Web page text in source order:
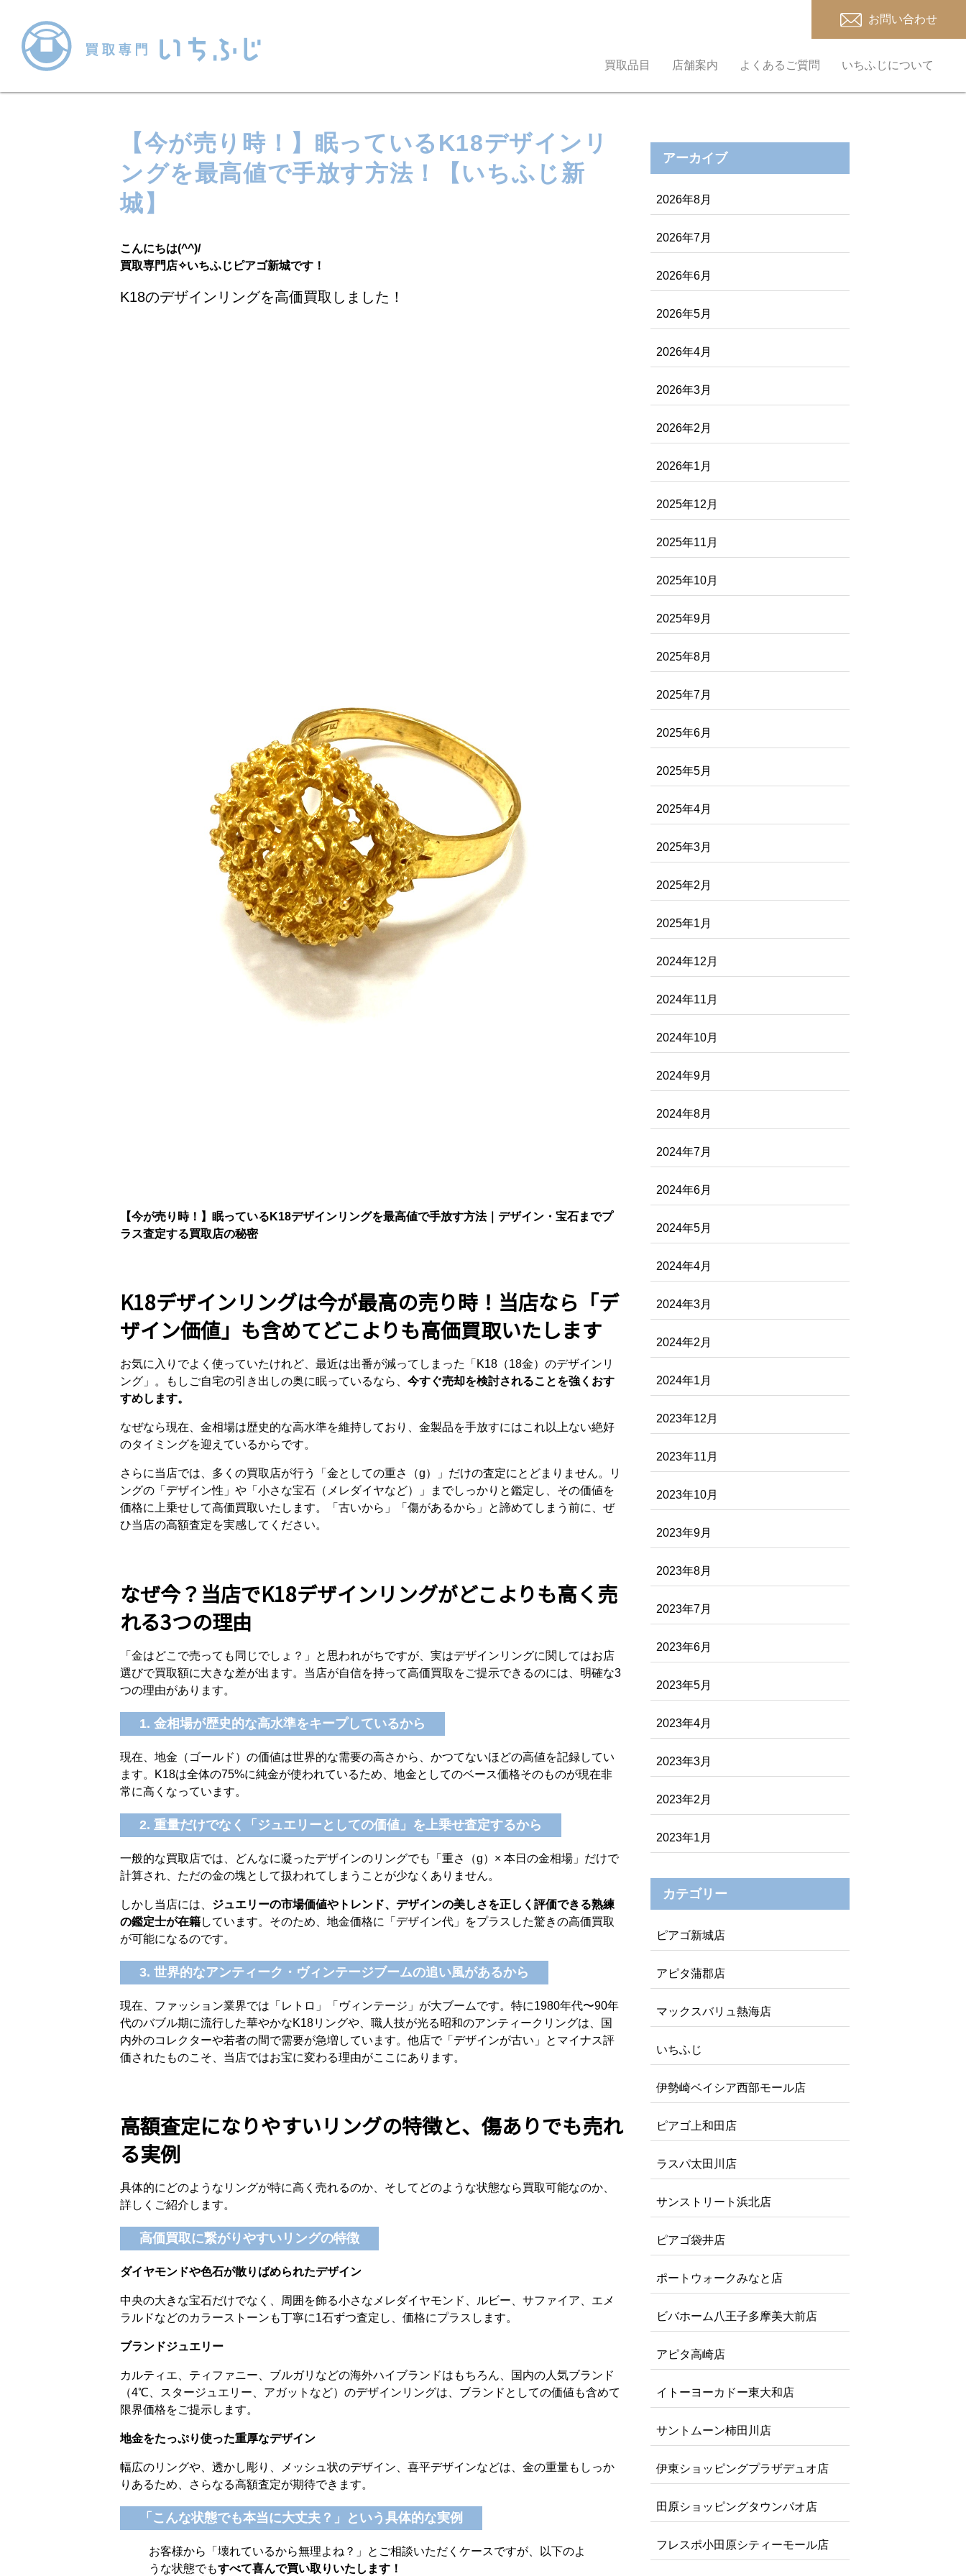
お問い合わせ
買取品目 店舗案内 よくあるご質問 いちふじについて
【今が売り時！】眠っているK18デザインリ
ングを最高値で手放す方法！【いちふじ新
城】
こんにちは(^^)/
買取専門店✧いちふじピアゴ新城です！
K18のデザインリングを高価買取しました！
【今が売り時！】眠っているK18デザインリングを最高値で手放す方法｜デザイン・宝石までプ
ラス査定する買取店の秘密
K18デザインリングは今が最高の売り時！当店なら「デ
ザイン価値」も含めてどこよりも高価買取いたします
お気に入りでよく使っていたけれど、最近は出番が減ってしまった「K18（18金）のデザインリ
ング」。もしご自宅の引き出しの奥に眠っているなら、 今すぐ売却を検討されることを強くおす
すめします。
なぜなら現在、金相場は歴史的な高水準を維持しており、金製品を手放すにはこれ以上ない絶好
のタイミングを迎えているからです。
さらに当店では、多くの買取店が行う「金としての重さ（g）」だけの査定にとどまりません。リ
ングの「デザイン性」や「小さな宝石（メレダイヤなど）」までしっかりと鑑定し、その価値を
価格に上乗せして高価買取いたします。「古いから」「傷があるから」と諦めてしまう前に、ぜ
ひ当店の高額査定を実感してください。
なぜ今？当店でK18デザインリングがどこよりも高く売
れる3つの理由
「金はどこで売っても同じでしょ？」と思われがちですが、実はデザインリングに関してはお店
選びで買取額に大きな差が出ます。当店が自信を持って高価買取をご提示できるのには、明確な3
つの理由があります。
1. 金相場が歴史的な高水準をキープしているから
現在、地金（ゴールド）の価値は世界的な需要の高さから、かつてないほどの高値を記録してい
ます。K18は全体の75%に純金が使われているため、地金としてのベース価格そのものが現在非
常に高くなっています。
2. 重量だけでなく「ジュエリーとしての価値」を上乗せ査定するから
一般的な買取店では、どんなに凝ったデザインのリングでも「重さ（g）× 本日の金相場」だけで
計算され、ただの金の塊として扱われてしまうことが少なくありません。
しかし当店には、 ジュエリーの市場価値やトレンド、デザインの美しさを正しく評価できる熟練
の鑑定士が在籍しています。そのため、地金価格に「デザイン代」をプラスした驚きの高価買取
が可能になるのです。
3. 世界的なアンティーク・ヴィンテージブームの追い風があるから
現在、ファッション業界では「レトロ」「ヴィンテージ」が大ブームです。特に1980年代〜90年
代のバブル期に流行した華やかなK18リングや、職人技が光る昭和のアンティークリングは、国
内外のコレクターや若者の間で需要が急増しています。他店で「デザインが古い」とマイナス評
価されたものこそ、当店ではお宝に変わる理由がここにあります。
高額査定になりやすいリングの特徴と、傷ありでも売れ
る実例
具体的にどのようなリングが特に高く売れるのか、そしてどのような状態なら買取可能なのか、
詳しくご紹介します。
高価買取に繋がりやすいリングの特徴
ダイヤモンドや色石が散りばめられたデザイン
中央の大きな宝石だけでなく、周囲を飾る小さなメレダイヤモンド、ルビー、サファイア、エメ
ラルドなどのカラーストーンも丁寧に1石ずつ査定し、価格にプラスします。
ブランドジュエリー
カルティエ、ティファニー、ブルガリなどの海外ハイブランドはもちろん、国内の人気ブランド
（4℃、スタージュエリー、アガットなど）のデザインリングは、ブランドとしての価値も含めて
限界価格をご提示します。
地金をたっぷり使った重厚なデザイン
幅広のリングや、透かし彫り、メッシュ状のデザイン、喜平デザインなどは、金の重量もしっか
りあるため、さらなる高額査定が期待できます。
「こんな状態でも本当に大丈夫？」という具体的な実例
お客様から「壊れているから無理よね？」とご相談いただくケースですが、以下のよ
うな状態でもすべて喜んで買い取りいたします！
アーカイブ
2026年8月
2026年7月
2026年6月
2026年5月
2026年4月
2026年3月
2026年2月
2026年1月
2025年12月
2025年11月
2025年10月
2025年9月
2025年8月
2025年7月
2025年6月
2025年5月
2025年4月
2025年3月
2025年2月
2025年1月
2024年12月
2024年11月
2024年10月
2024年9月
2024年8月
2024年7月
2024年6月
2024年5月
2024年4月
2024年3月
2024年2月
2024年1月
2023年12月
2023年11月
2023年10月
2023年9月
2023年8月
2023年7月
2023年6月
2023年5月
2023年4月
2023年3月
2023年2月
2023年1月
カテゴリー
ピアゴ新城店
アピタ蒲郡店
マックスバリュ熱海店
いちふじ
伊勢崎ベイシア西部モール店
ピアゴ上和田店
ラスパ太田川店
サンストリート浜北店
ピアゴ袋井店
ポートウォークみなと店
ビバホーム八王子多摩美大前店
アピタ高崎店
イトーヨーカドー東大和店
サントムーン柿田川店
伊東ショッピングプラザデュオ店
田原ショッピングタウンパオ店
フレスポ小田原シティーモール店